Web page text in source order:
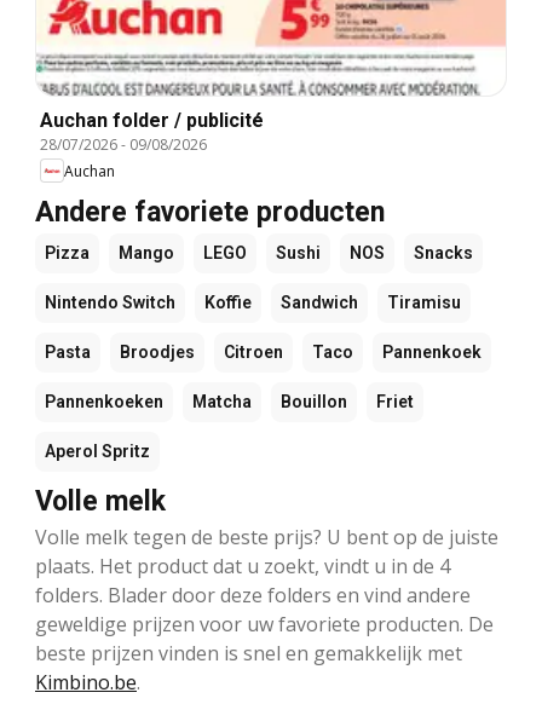
Auchan folder / publicité
28/07/2026- 09/08/2026
Auchan
Andere favoriete producten
Pizza Mango LEGO Sushi NOS Snacks
Nintendo Switch Koffie Sandwich Tiramisu
Pasta Broodjes Citroen Taco Pannenkoek
Pannenkoeken Matcha Bouillon Friet
Aperol Spritz
Volle melk
Volle melk tegen de beste prijs? U bent op de juiste
plaats. Het product dat u zoekt, vindt u in de 4
folders. Blader door deze folders en vind andere
geweldige prijzen voor uw favoriete producten. De
beste prijzen vinden is snel en gemakkelijk met
Kimbino.be.